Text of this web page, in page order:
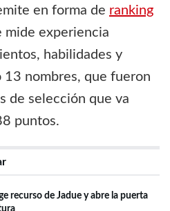
en forma de ranking
mide experiencia
habilidades y
nombres, que fueron
de selección que va
puntos.
recurso de Jadue y abre la puerta